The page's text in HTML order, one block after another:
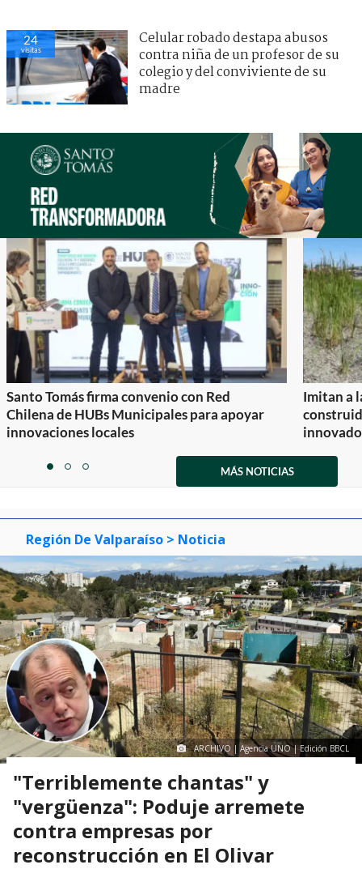
24
visitas
Celular robado destapa abusos
contra niña de un profesor de su
colegio y del conviviente de su
madre
Santo Tomás firma convenio con Red
Chilena de HUBs Municipales para apoyar
innovaciones locales
Imitan a
itemitemitem
MÁS NOTICIAS
Región De Valparaíso > Noticia
ARCHIVO | Agencia UNO | Edición BBCL
"Terriblemente chantas" y
"vergüenza": Poduje arremete
contra empresas por
reconstrucción en El Olivar